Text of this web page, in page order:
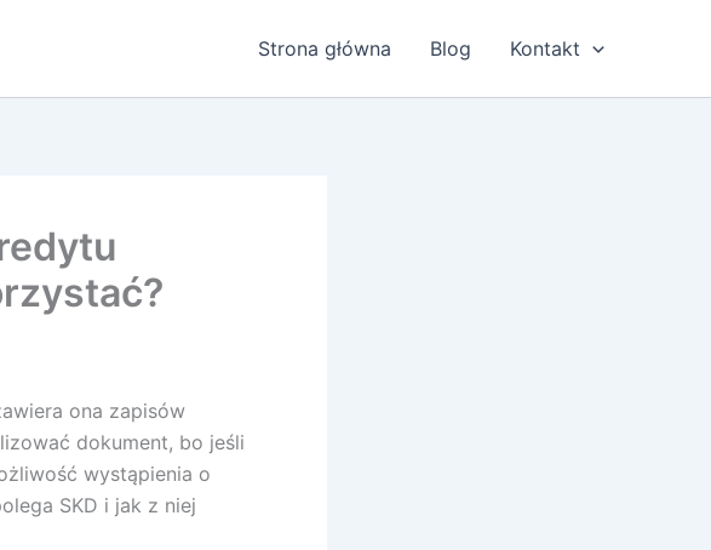
Strona główna Blog Kontakt
ona zapisów
dokument, bo jeśli
wystąpienia o
SKD i jak z niej